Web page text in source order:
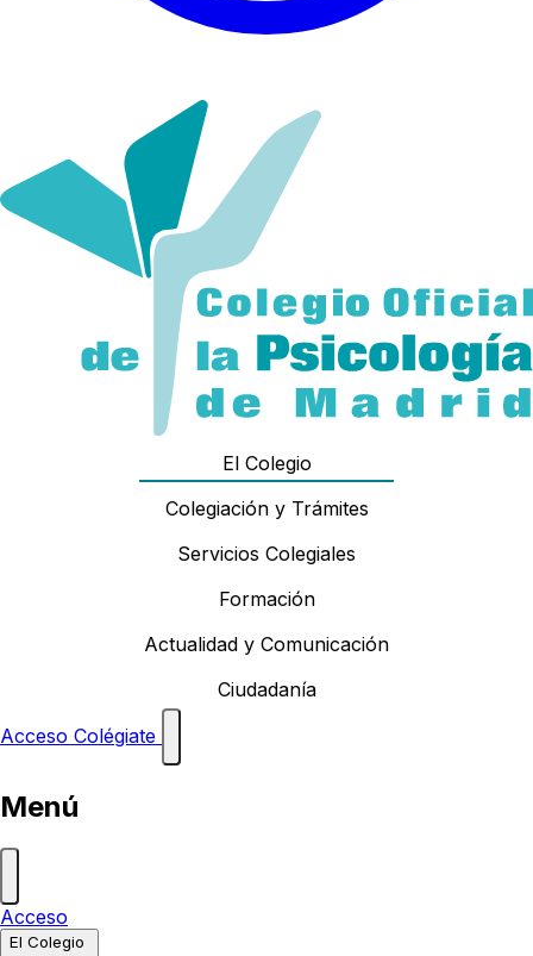
El Colegio
Colegiación y Trámites
Servicios Colegiales
Formación
Actualidad y Comunicación
Ciudadanía
Acceso Colégiate
Menú
Acceso
El Colegio